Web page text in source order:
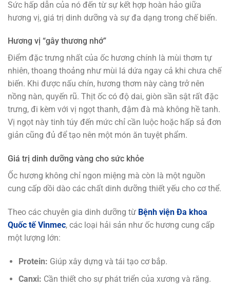
Sức hấp dẫn của nó đến từ sự kết hợp hoàn hảo giữa
hương vị, giá trị dinh dưỡng và sự đa dạng trong chế biến.
Hương vị “gây thương nhớ”
Điểm đặc trưng nhất của ốc hương chính là mùi thơm tự
nhiên, thoang thoảng như mùi lá dứa ngay cả khi chưa chế
biến. Khi được nấu chín, hương thơm này càng trở nên
nồng nàn, quyến rũ. Thịt ốc có độ dai, giòn sần sật rất đặc
trưng, đi kèm với vị ngọt thanh, đậm đà mà không hề tanh.
Vị ngọt này tinh túy đến mức chỉ cần luộc hoặc hấp sả đơn
giản cũng đủ để tạo nên một món ăn tuyệt phẩm.
Giá trị dinh dưỡng vàng cho sức khỏe
Ốc hương không chỉ ngon miệng mà còn là một nguồn
cung cấp dồi dào các chất dinh dưỡng thiết yếu cho cơ thể.
Theo các chuyên gia dinh dưỡng từ Bệnh viện Đa khoa
Quốc tế Vinmec, các loại hải sản như ốc hương cung cấp
một lượng lớn:
Protein: Giúp xây dựng và tái tạo cơ bắp.
Canxi: Cần thiết cho sự phát triển của xương và răng.